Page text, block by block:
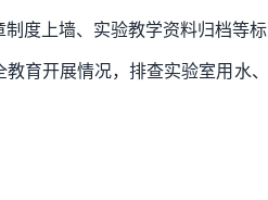
度上墙、实验教学资料归档等标
育开展情况，排查实验室用水